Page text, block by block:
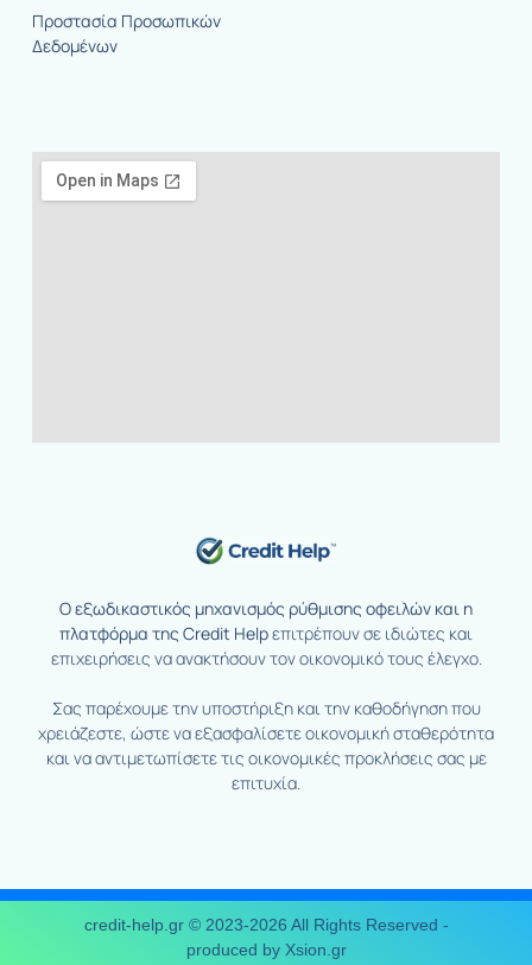
Ο εξωδικαστικός μηχανισμός ρύθμισης οφειλών και η
πλατφόρμα της Credit Helpεπιτρέπουν σε ιδιώτες και
επιχειρήσεις να ανακτήσουν τον οικονομικό τους έλεγχο.
Σας παρέχουμε την υποστήριξη και την καθοδήγηση που
χρειάζεστε, ώστε να εξασφαλίσετε οικονομική σταθερότητα
και να αντιμετωπίσετε τις οικονομικές προκλήσεις σας με
επιτυχία.
Προστασία Προσωπικών
Δεδομένων
credit-help.gr © 2023-2026 All Rights Reserved -
produced by Xsion.gr